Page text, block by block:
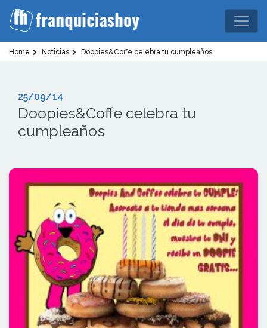
Home Noticias Doopies&Coffe celebra tu cumpleaños
25/09/14
Doopies&Coffe celebra tu
cumpleaños